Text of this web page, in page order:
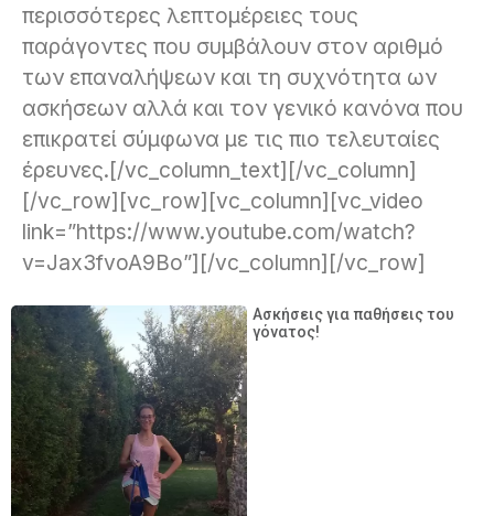
περισσότερες λεπτομέρειες τους
παράγοντες που συμβάλουν στον αριθμό
των επαναλήψεων και τη συχνότητα ων
ασκήσεων αλλά και τον γενικό κανόνα που
επικρατεί σύμφωνα με τις πιο τελευταίες
έρευνες.[/vc_column_text][/vc_column]
[/vc_row][vc_row][vc_column][vc_video
link=”https://www.youtube.com/watch?
v=Jax3fvoA9Bo”][/vc_column][/vc_row]
Ασκήσεις για παθήσεις του
γόνατος!